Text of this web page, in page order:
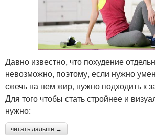
Давно известно, что похудение
невозможно, поэтому, если нужно
сжечь на нем жир, нужно подходить к
Для того чтобы стать стройнее и
нужно:
читать дальше →